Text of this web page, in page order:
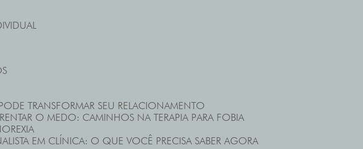
TRANSFORMAR SEU RELACIONAMENTO
O MEDO: CAMINHOS NA TERAPIA PARA FOBIA
EM CLÍNICA: O QUE VOCÊ PRECISA SABER AGORA